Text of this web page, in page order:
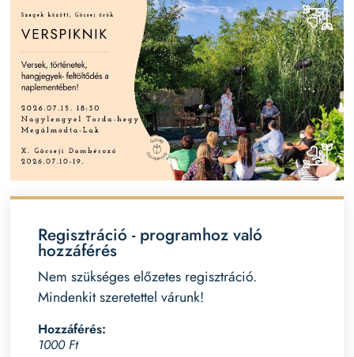
Regisztráció - programhoz való
hozzáférés
Nem szükséges előzetes regisztráció.
Mindenkit szeretettel várunk!
Hozzáférés:
1000 Ft